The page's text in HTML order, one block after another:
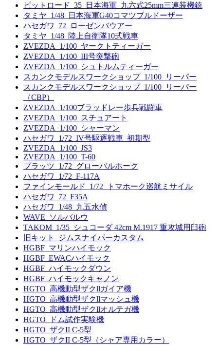
ピットロード_35_日本海軍_九六式25mm三連装機銃
タミヤ_1/48_日本海軍G40コマツブルドーザー
ハセガワ_72_ローゼンバウアー
タミヤ_1/48_陸上自衛隊10式戦車
ZVEZDA_1/100_ヤークトティーガー
ZVEZDA_1/100_III号突撃砲
ZVEZDA_1/100_シュトルムティーガー
スカンクモデルスワークショップ_1/100_リーパー
スカンクモデルスワークショップ_1/100_リーパー
（CBP）
ZVEZDA_1/100ブラッドレー歩兵戦闘車
ZVEZDA_1/100_スチュアート
ZVEZDA_1/100_シャーマン
ハセガワ_1/72_IV号駆逐戦車_初期型
ZVEZDA_1/100_JS3
ZVEZDA_1/100_T-60
プラッツ_1/72_グローバルホーク
ハセガワ_1/72_F-117A
ファインモールド_1/72_トマホーク巡航ミサイル
ハセガワ_72_F35A
ハセガワ_1/48_九五水偵
WAVE_ソルバルウ
TAKOM_1/35_シュコーダ 42cm M.1917 重攻城用臼砲
旧キット_ジムスナイパーカスタム
HGBF_マリンハイモック
HGBF_EWACハイモック
HGBF_ハイモックダウン
HGBF_ハイモックキャノン
HGTO_高機動型ザクllガイア機
HGTO_高機動型ザクllマッシュ機
HGTO_高機動型ザクllオルテガ機
HGTO_ドム試作実験機
HGTO_ザクII C-5型
HGTO_ザクII C-5型（シャア専用カラー）